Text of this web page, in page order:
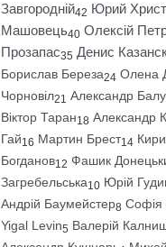
Завгородній42 Юрий
Машовець40 Олексій
Прозапас35 Денис
Борислав Береза24 Олена
Чорновіл21 Александр Балу
Віктор Таран18 Александр
Гай16 Мартин Брест14
Богданов12 Фашик
Загребельська10 Юрій
Андрій Баумейстер8 Софія
Yigal Levin5 Валерій